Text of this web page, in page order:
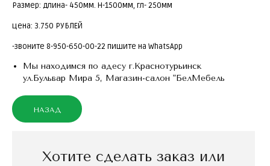
Размер: длина- 450мм. Н-1500мм, гл- 250мм
цена: 3.750 РУБЛЕЙ
-звоните 8-950-650-00-22 пишите на WhatsApp
Мы находимся по адесу г.Краснотурьинск
ул.Бульвар Мира 5, Магазин-салон "БелМебель
Хотите сделать заказ или